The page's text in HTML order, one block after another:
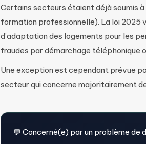
Certains secteurs étaient déjà soumis
formation professionnelle). La loi 2025
d’adaptation des logements pour les
fraudes par démarchage téléphonique
Une exception est cependant prévue
secteur qui concerne majoritairement
💬 Concerné(e) par un problème de